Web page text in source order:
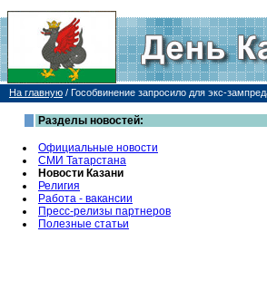
На главную / Гособвинение запросило для экс-
Разделы новостей:
Официальные новости
СМИ Татарстана
Новости Казани
Религия
Работа - вакансии
Пресс-релизы партнеров
Полезные статьи